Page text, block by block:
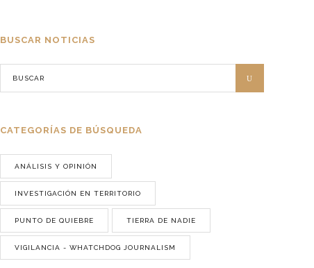
BUSCAR NOTICIAS
CATEGORÍAS DE BÚSQUEDA
ANÁLISIS Y OPINIÓN
INVESTIGACIÓN EN TERRITORIO
PUNTO DE QUIEBRE TIERRA DE NADIE
VIGILANCIA - WHATCHDOG JOURNALISM